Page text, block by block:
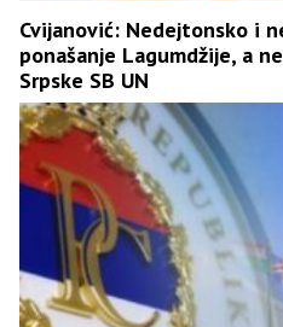
Cvijanović: Nedejtonsko i
ponašanje Lagumdžije, a
Srpske SB UN